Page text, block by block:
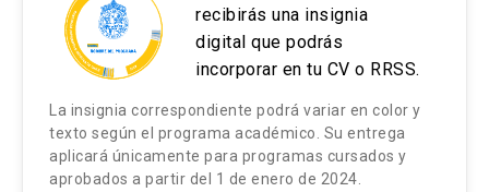
recibirás una insignia
digital que podrás
incorporar en tu CV o RRSS.
La insignia correspondiente podrá variar en color y
texto según el programa académico. Su entrega
aplicará únicamente para programas cursados y
aprobados a partir del 1 de enero de 2024.